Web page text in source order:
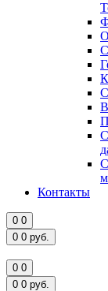
Контакты
0 0
0 0 руб.
0 0
0 0 руб.